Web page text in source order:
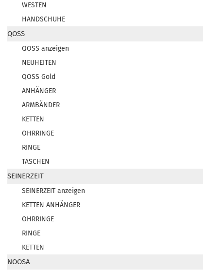
WESTEN
HANDSCHUHE
QOSS
QOSS anzeigen
NEUHEITEN
QOSS Gold
ANHÄNGER
ARMBÄNDER
KETTEN
OHRRINGE
RINGE
TASCHEN
SEINERZEIT
SEINERZEIT anzeigen
KETTEN ANHÄNGER
OHRRINGE
RINGE
KETTEN
NOOSA